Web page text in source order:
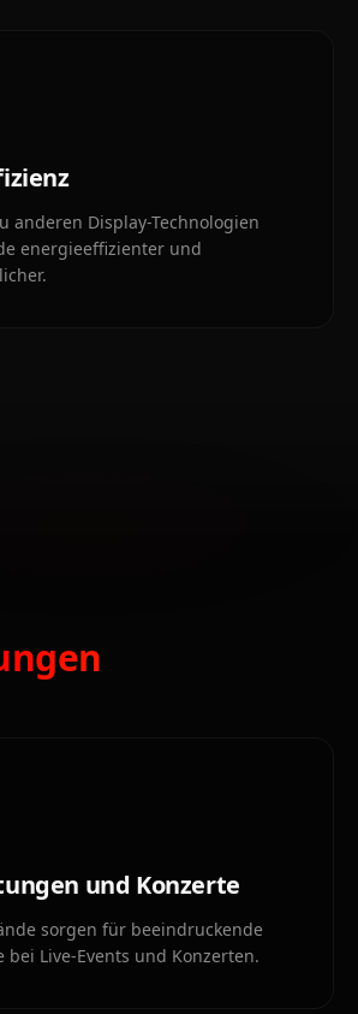
anderen Display-Technologien
energieeffizienter und
und Konzerte
sorgen für beeindruckende
bei Live-Events und Konzerten.